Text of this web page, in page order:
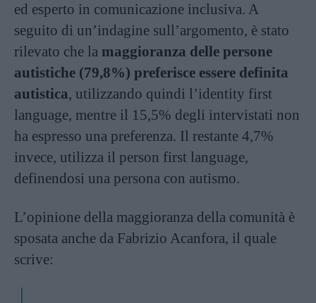
ed esperto in comunicazione inclusiva. A
seguito di un’indagine sull’argomento, è stato
rilevato che la maggioranza delle persone
autistiche (79,8%) preferisce essere definita
autistica, utilizzando quindi l’identity first
language, mentre il 15,5% degli intervistati non
ha espresso una preferenza. Il restante 4,7%
invece, utilizza il person first language,
definendosi una persona con autismo.
L’opinione della maggioranza della comunità è
sposata anche da Fabrizio Acanfora, il quale
scrive: